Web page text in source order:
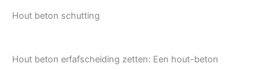
Hout beton schutting
Hout beton erfafscheiding zetten: Een hout-beton